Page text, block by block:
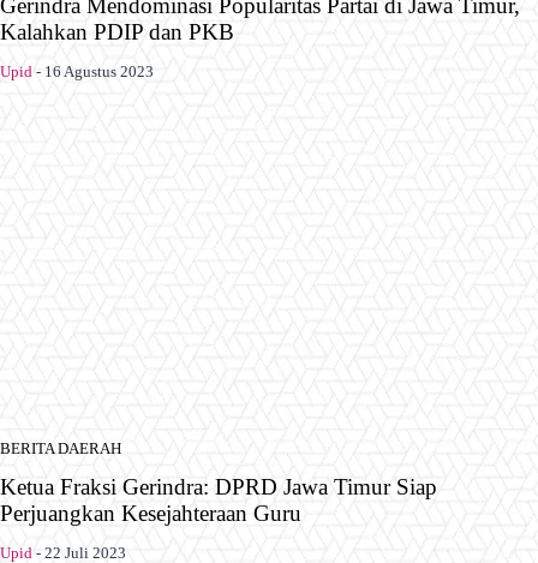
Gerindra Mendominasi Popularitas Partai di Jawa Timur,
Kalahkan PDIP dan PKB
Upid - 16 Agustus 2023
BERITA DAERAH
Ketua Fraksi Gerindra: DPRD Jawa Timur Siap
Perjuangkan Kesejahteraan Guru
Upid - 22 Juli 2023